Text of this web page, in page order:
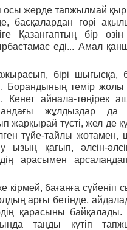
осы жерде тапжылмай
басқалардан гөрі
Қазанғаптың бір
еді... Амал
бірі шығысқа,
Борандының темір жолы
Кенет айнала-төңірек
жұлдыздар да
жарқырай түсті, жел де
түйе-тайлы жотамен,
ызың қағып, әлсін-
арасымен
кірмей, бағанға сүйеніп
арғы бетінде,
қарасыны
таңды күтіп